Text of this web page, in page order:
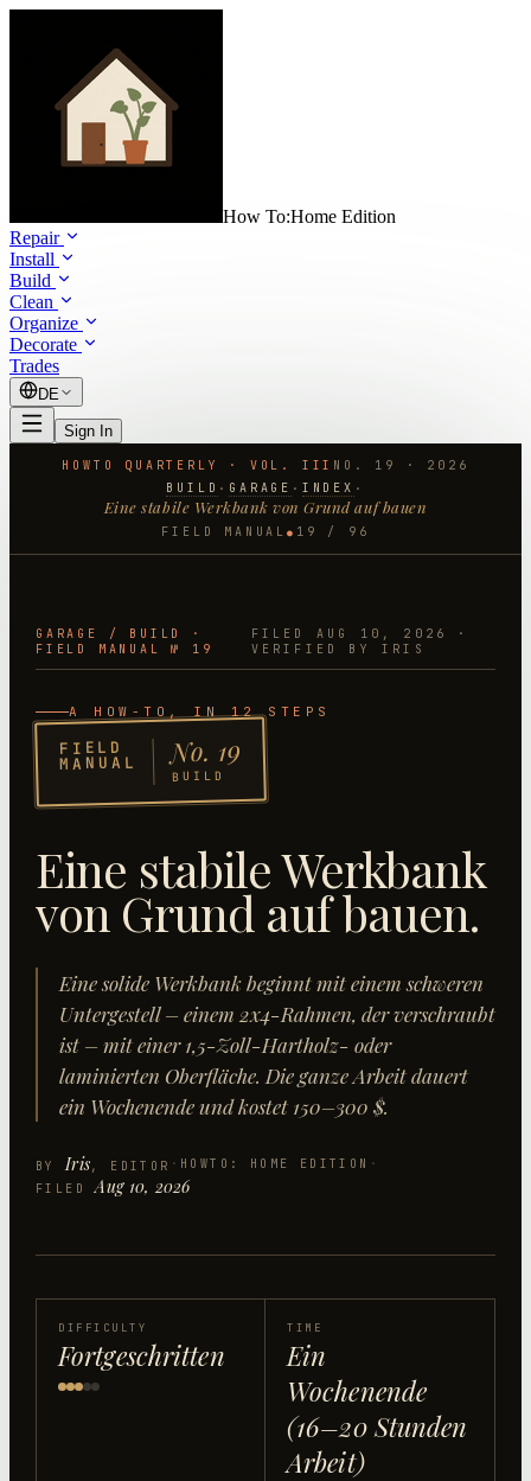
How To:Home Edition
Repair
Install
Build
Clean
Organize
Decorate
Trades
DE
Sign In
HOWTO QUARTERLY · VOL. III NO. 19 · 2026
BUILD · GARAGE · INDEX ·
Eine stabile Werkbank von Grund auf bauen
FIELD MANUAL● 19 / 96
GARAGE / BUILD
·
FIELD MANUAL № 19
FILED AUG 10, 2026
·
VERIFIED BY IRIS
A HOW-TO , IN 12 STEPS
FIELD
MANUAL No. 19
BUILD
Eine stabile Werkbank
von Grund auf bauen.
Eine solide Werkbank beginnt mit einem schweren
Untergestell – einem 2x4-Rahmen, der verschraubt
ist – mit einer 1,5-Zoll-Hartholz- oder
laminierten Oberfläche. Die ganze Arbeit dauert
ein Wochenende und kostet 150–300 $.
BYIris, EDITOR · HOWTO: HOME EDITION ·
FILEDAug 10, 2026
DIFFICULTY
Fortgeschritten
TIME
Ein
Wochenende
(16–20 Stunden
Arbeit)